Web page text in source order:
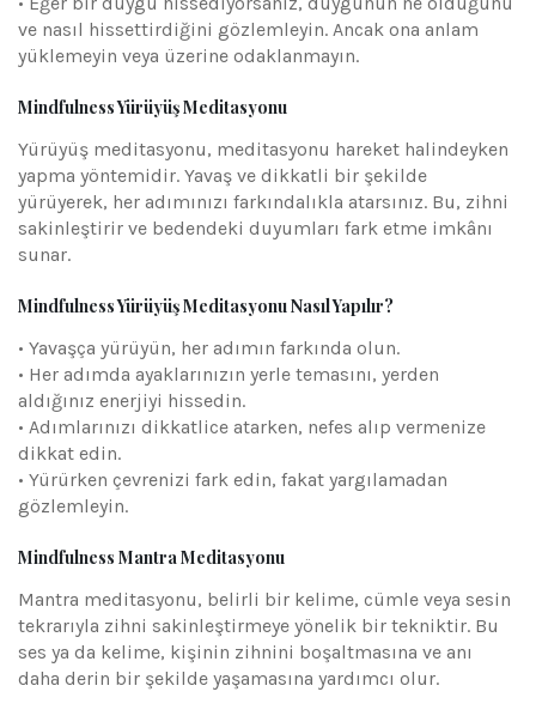
ve nasıl hissettirdiğini gözlemleyin. Ancak ona anlam
yüklemeyin veya üzerine odaklanmayın.
Mindfulness Yürüyüş Meditasyonu
Yürüyüş meditasyonu, meditasyonu hareket halindeyken
yapma yöntemidir. Yavaş ve dikkatli bir şekilde
yürüyerek, her adımınızı farkındalıkla atarsınız. Bu, zihni
sakinleştirir ve bedendeki duyumları fark etme imkânı
sunar.
Mindfulness Yürüyüş Meditasyonu Nasıl Yapılır?
• Yavaşça yürüyün, her adımın farkında olun.
• Her adımda ayaklarınızın yerle temasını, yerden
aldığınız enerjiyi hissedin.
• Adımlarınızı dikkatlice atarken, nefes alıp vermenize
dikkat edin.
• Yürürken çevrenizi fark edin, fakat yargılamadan
gözlemleyin.
Mindfulness Mantra Meditasyonu
Mantra meditasyonu, belirli bir kelime, cümle veya sesin
tekrarıyla zihni sakinleştirmeye yönelik bir tekniktir. Bu
ses ya da kelime, kişinin zihnini boşaltmasına ve anı
daha derin bir şekilde yaşamasına yardımcı olur.